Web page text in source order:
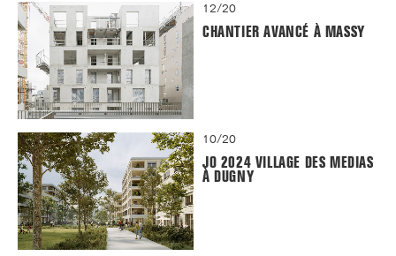
12/20
CHANTIER AVANCÉ À MASSY
10/20
JO 2024 VILLAGE DES MEDIAS
À DUGNY